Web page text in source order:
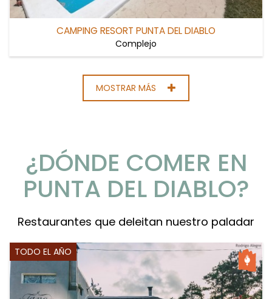
CAMPING RESORT PUNTA DEL DIABLO
Complejo
MOSTRAR MÁS
¿DÓNDE COMER EN
PUNTA DEL DIABLO?
Restaurantes que deleitan nuestro paladar
TODO EL AÑO